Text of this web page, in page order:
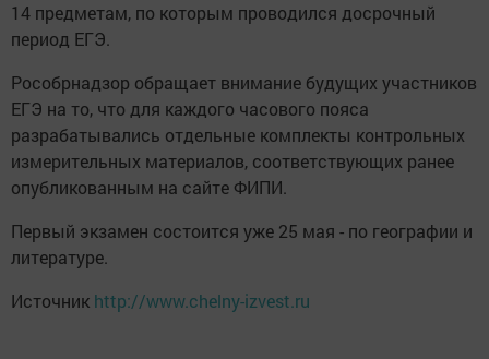
14 предметам, по которым проводился досрочный
период ЕГЭ.
Рособрнадзор обращает внимание будущих участников
ЕГЭ на то, что для каждого часового пояса
разрабатывались отдельные комплекты контрольных
измерительных материалов, соответствующих ранее
опубликованным на сайте ФИПИ.
Первый экзамен состоится уже 25 мая - по географии и
литературе.
Источник http://www.chelny-izvest.ru